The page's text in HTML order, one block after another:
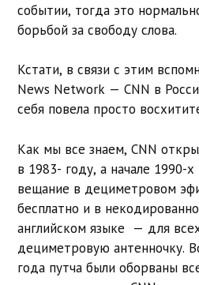
событии, тогда это
борьбой за свободу слова.
Кстати, в связи с этим
News Network — CNN в
себя повела просто
Как мы все знаем, CNN
в 1983- году, а начале 1990-х
вещание в дециметровом
бесплатно и в
английском языке — для
дециметровую антенночку.
года путча были оборваны